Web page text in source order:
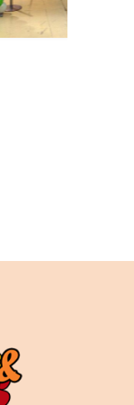
de
| Avenidas
| Campolide |